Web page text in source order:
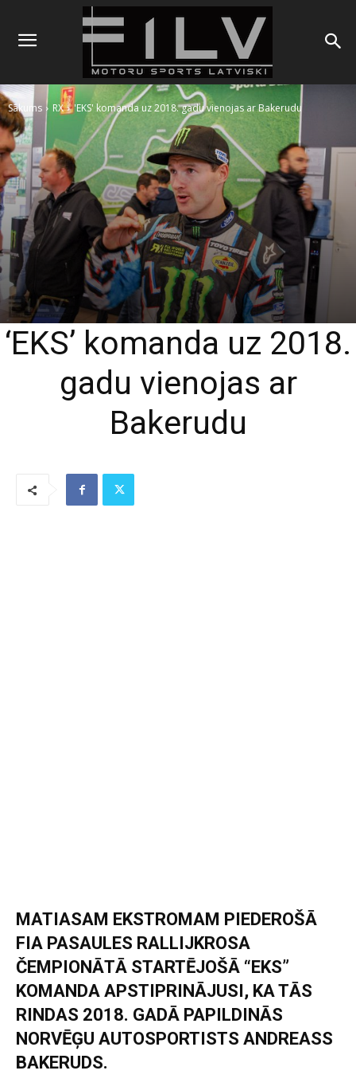
Sākums RX 'EKS' komanda uz 2018. gadu vienojas ar Bakerudu
‘EKS’ komanda uz 2018.
gadu vienojas ar
Bakerudu
MATIASAM EKSTROMAM PIEDEROŠĀ
FIA PASAULES RALLIJKROSA
ČEMPIONĀTĀ STARTĒJOŠĀ “EKS”
KOMANDA APSTIPRINĀJUSI, KA TĀS
RINDAS 2018. GADĀ PAPILDINĀS
NORVĒĢU AUTOSPORTISTS ANDREASS
BAKERUDS.